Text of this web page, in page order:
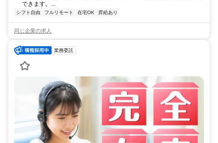
できます。...
シフト自由 フルリモート 在宅OK 昇給あり
同じ企業の求人
業務委託